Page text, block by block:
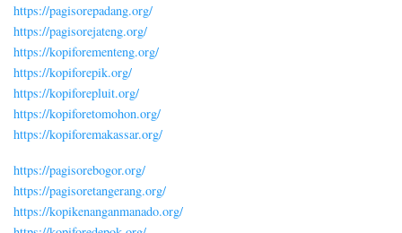
https://pagisorepadang.org/
https://pagisorejateng.org/
https://kopiforementeng.org/
https://kopiforepik.org/
https://kopiforepluit.org/
https://kopiforetomohon.org/
https://kopiforemakassar.org/
https://pagisorebogor.org/
https://pagisoretangerang.org/
https://kopikenanganmanado.org/